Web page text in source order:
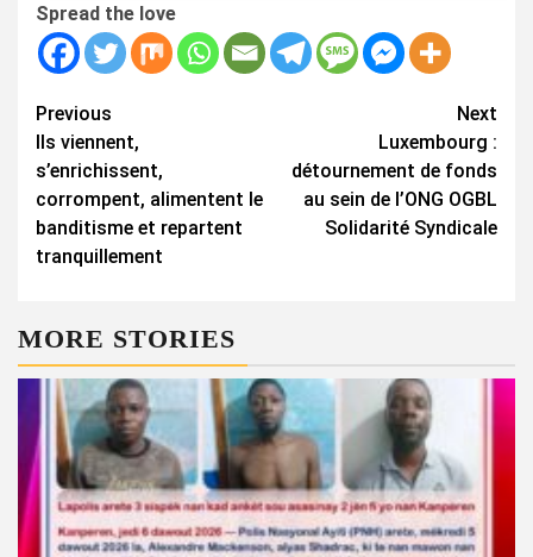
Spread the love
Continue
Reading
Previous
Ils viennent,
s’enrichissent,
corrompent, alimentent le
banditisme et repartent
tranquillement
Next
Luxembourg :
détournement de fonds
au sein de l’ONG OGBL
Solidarité Syndicale
MORE STORIES